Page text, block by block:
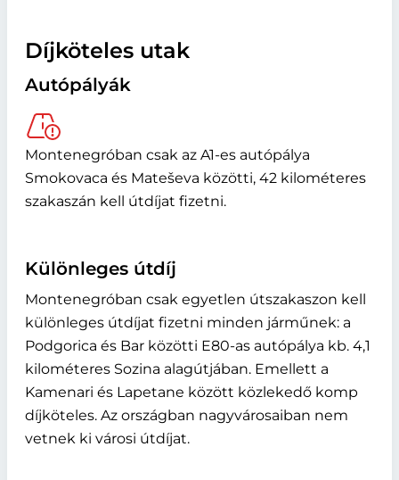
Díjköteles utak
Autópályák
Montenegróban csak az A1-es autópálya
Smokovaca és Mateševa közötti, 42 kilométeres
szakaszán kell útdíjat fizetni.
Különleges útdíj
Montenegróban csak egyetlen útszakaszon kell
különleges útdíjat fizetni minden járműnek: a
Podgorica és Bar közötti E80-as autópálya kb. 4,1
kilométeres Sozina alagútjában. Emellett a
Kamenari és Lapetane között közlekedő komp
díjköteles. Az országban nagyvárosaiban nem
vetnek ki városi útdíjat.